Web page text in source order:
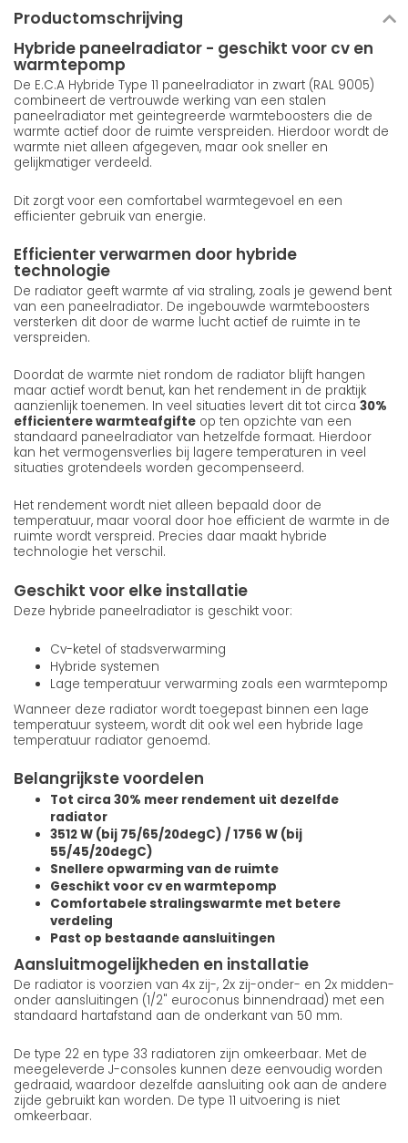
Productomschrijving
Hybride paneelradiator - geschikt voor cv en
warmtepomp
De E.C.A Hybride Type 11 paneelradiator in zwart (RAL 9005)
combineert de vertrouwde werking van een stalen
paneelradiator met geintegreerde warmteboosters die de
warmte actief door de ruimte verspreiden. Hierdoor wordt de
warmte niet alleen afgegeven, maar ook sneller en
gelijkmatiger verdeeld.
Dit zorgt voor een comfortabel warmtegevoel en een
efficienter gebruik van energie.
Efficienter verwarmen door hybride
technologie
De radiator geeft warmte af via straling, zoals je gewend bent
van een paneelradiator. De ingebouwde warmteboosters
versterken dit door de warme lucht actief de ruimte in te
verspreiden.
Doordat de warmte niet rondom de radiator blijft hangen
maar actief wordt benut, kan het rendement in de praktijk
aanzienlijk toenemen. In veel situaties levert dit tot circa 30%
efficientere warmteafgifte op ten opzichte van een
standaard paneelradiator van hetzelfde formaat. Hierdoor
kan het vermogensverlies bij lagere temperaturen in veel
situaties grotendeels worden gecompenseerd.
Het rendement wordt niet alleen bepaald door de
temperatuur, maar vooral door hoe efficient de warmte in de
ruimte wordt verspreid. Precies daar maakt hybride
technologie het verschil.
Geschikt voor elke installatie
Deze hybride paneelradiator is geschikt voor:
Cv-ketel of stadsverwarming
Hybride systemen
Lage temperatuur verwarming zoals een warmtepomp
Wanneer deze radiator wordt toegepast binnen een lage
temperatuur systeem, wordt dit ook wel een hybride lage
temperatuur radiator genoemd.
Belangrijkste voordelen
Tot circa 30% meer rendement uit dezelfde
radiator
3512 W (bij 75/65/20degC) / 1756 W (bij
55/45/20degC)
Snellere opwarming van de ruimte
Geschikt voor cv en warmtepomp
Comfortabele stralingswarmte met betere
verdeling
Past op bestaande aansluitingen
Aansluitmogelijkheden en installatie
De radiator is voorzien van 4x zij-, 2x zij-onder- en 2x midden-
onder aansluitingen (1/2" euroconus binnendraad) met een
standaard hartafstand aan de onderkant van 50 mm.
De type 22 en type 33 radiatoren zijn omkeerbaar. Met de
meegeleverde J-consoles kunnen deze eenvoudig worden
gedraaid, waardoor dezelfde aansluiting ook aan de andere
zijde gebruikt kan worden. De type 11 uitvoering is niet
omkeerbaar.